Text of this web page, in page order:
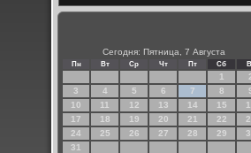
Сегодня: Пятница, 7 Августа
Пн Вт Ср Чт Пт Сб
1
3
4 5 6 7 8
10
11 12 13 14 15
17
18 19 20 21 22
24
25 26 27 28 29
31